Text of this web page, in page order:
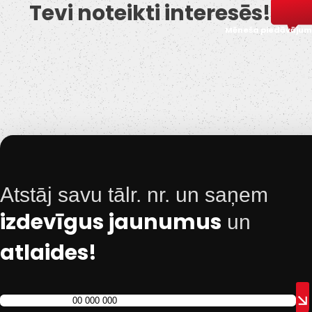
Tevi noteikti interesēs!
Mēneša piedāvājums
Atstāj savu tālr. nr. un saņem
izdevīgus jaunumus un
atlaides!